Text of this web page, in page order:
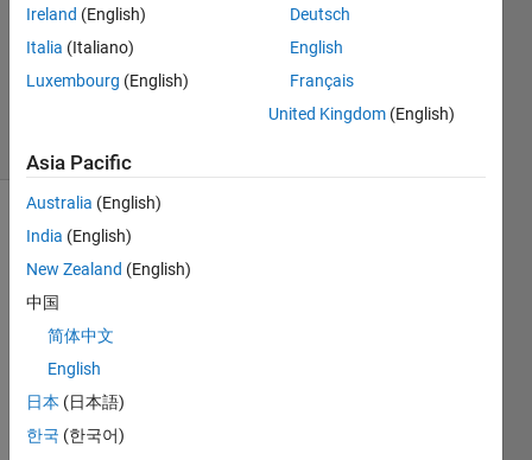
Accepted
Updated
Ran in:
a
l
Ireland (English)
Italia (Italiano)
Luxembourg (English)
Deutsch
English
Français
United Kingdom (English)
Asia Pacific
Australia (English)
India (English)
New Zealand (English)
中国
简体中文
English
日本 (日本語)
한국 (한국어)